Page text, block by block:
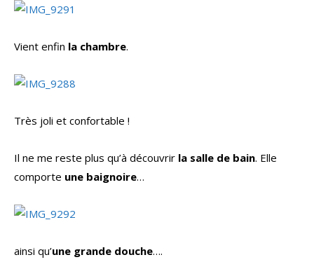
Vient enfin la chambre.
Très joli et confortable !
Il ne me reste plus qu’à découvrir la salle de bain. Elle
comporte une baignoire…
ainsi qu’une grande douche….